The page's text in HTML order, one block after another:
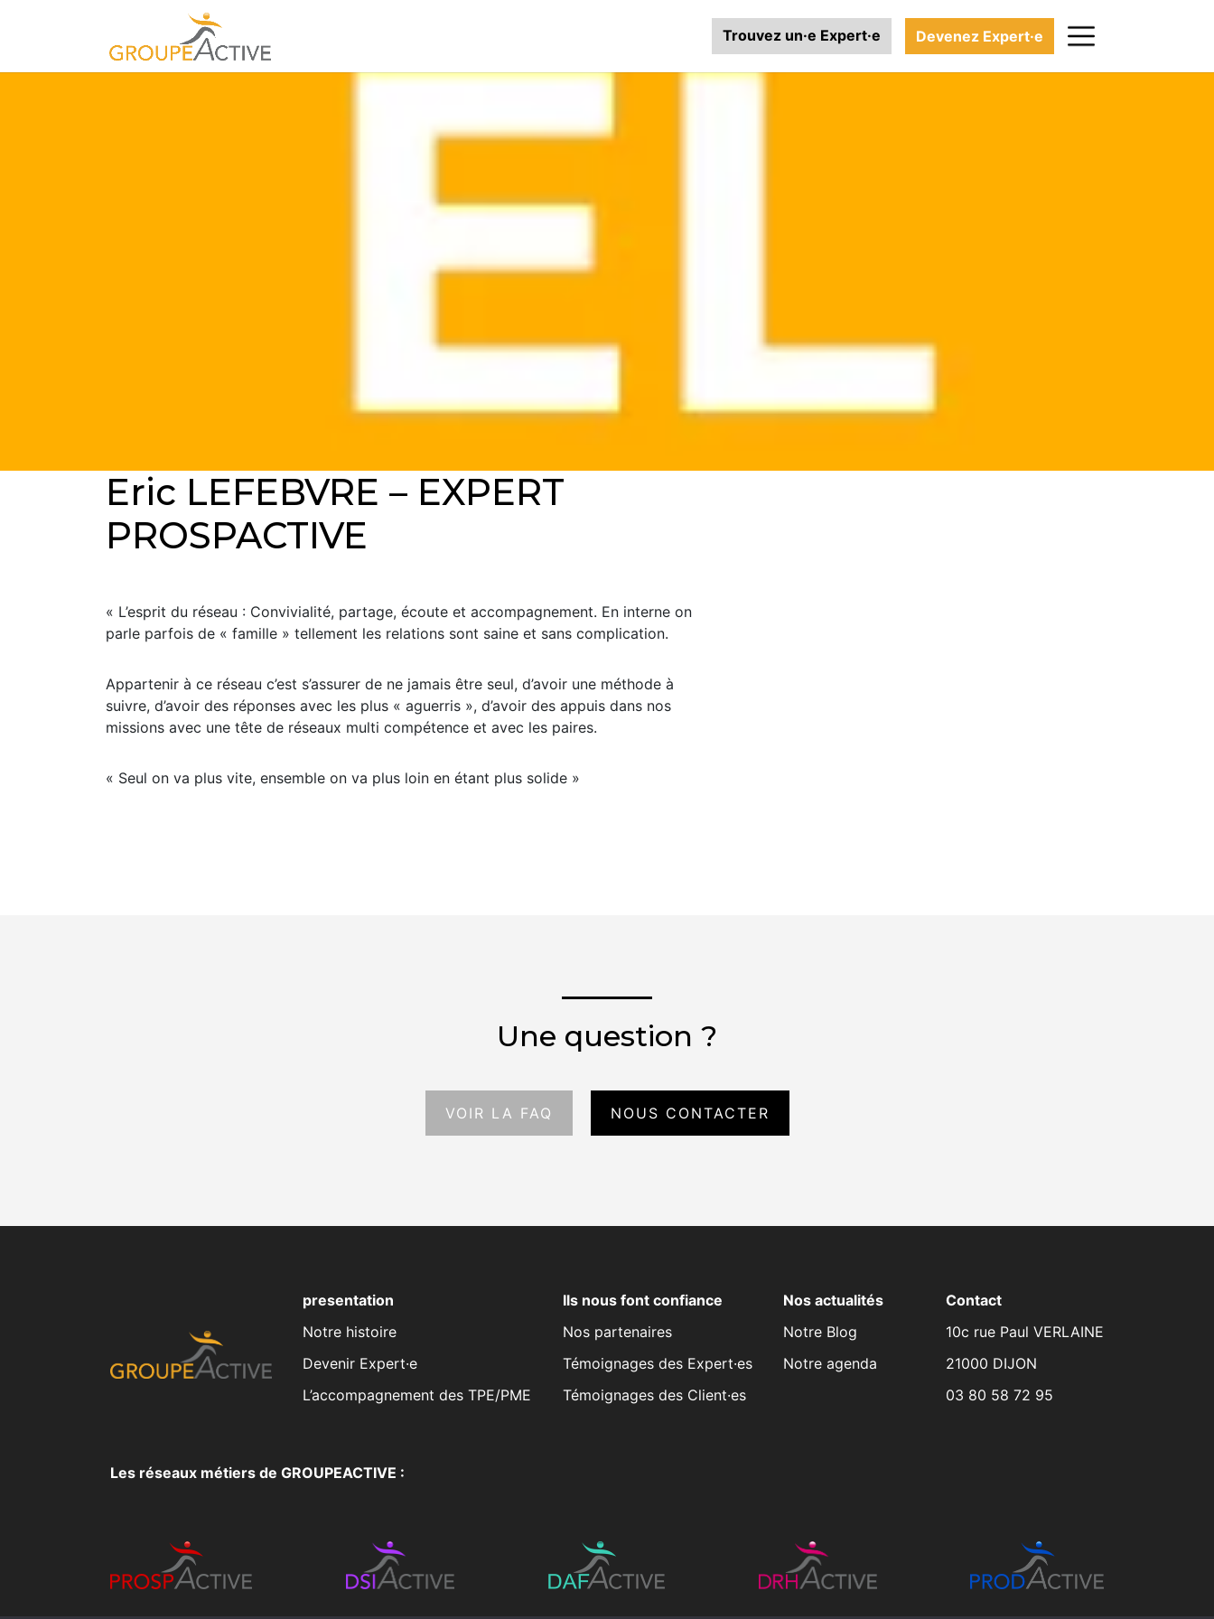
Trouvez un·e Expert·e Devenez Expert·e
Eric LEFEBVRE – EXPERT
PROSPACTIVE
« L’esprit du réseau : Convivialité, partage, écoute et accompagnement. En interne on
parle parfois de « famille » tellement les relations sont saine et sans complication.
Appartenir à ce réseau c’est s’assurer de ne jamais être seul, d’avoir une méthode à
suivre, d’avoir des réponses avec les plus « aguerris », d’avoir des appuis dans nos
missions avec une tête de réseaux multi compétence et avec les paires.
« Seul on va plus vite, ensemble on va plus loin en étant plus solide »
Une question ?
VOIR LA FAQ NOUS CONTACTER
presentation
Notre histoire
Devenir Expert·e
L’accompagnement des TPE/PME
Ils nous font confiance
Nos partenaires
Témoignages des Expert·es
Témoignages des Client·es
Nos actualités
Notre Blog
Notre agenda
Contact
10c rue Paul VERLAINE
21000 DIJON
03 80 58 72 95
Les réseaux métiers de GROUPEACTIVE :